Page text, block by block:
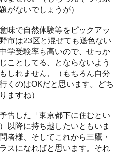
がないでしょうが）
味で自然体験等をピックアッ
市は23区と混ぜても遜色ない
学受験率も高いので、せっか
ことしてる、とならないよう
しれません。（もちろん自分
くのはOKだと思います。どち
ますね）
告した「東京都下に住むとい
以降に持ち越したいともいま
者様、そしてこれから三鷹・
スになればと思います。それ